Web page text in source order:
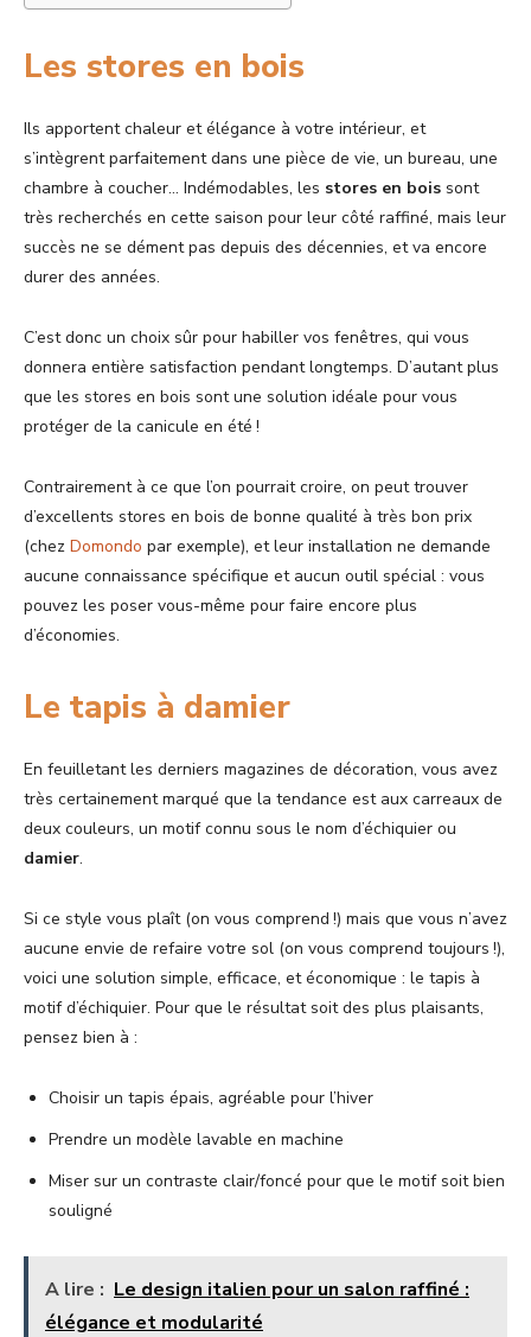
Les stores en bois
Ils apportent chaleur et élégance à votre intérieur, et
s’intègrent parfaitement dans une pièce de vie, un bureau, une
chambre à coucher… Indémodables, les stores en bois sont
très recherchés en cette saison pour leur côté raffiné, mais leur
succès ne se dément pas depuis des décennies, et va encore
durer des années.
C’est donc un choix sûr pour habiller vos fenêtres, qui vous
donnera entière satisfaction pendant longtemps. D’autant plus
que les stores en bois sont une solution idéale pour vous
protéger de la canicule en été !
Contrairement à ce que l’on pourrait croire, on peut trouver
d’excellents stores en bois de bonne qualité à très bon prix
(chez Domondo par exemple), et leur installation ne demande
aucune connaissance spécifique et aucun outil spécial : vous
pouvez les poser vous-même pour faire encore plus
d’économies.
Le tapis à damier
En feuilletant les derniers magazines de décoration, vous avez
très certainement marqué que la tendance est aux carreaux de
deux couleurs, un motif connu sous le nom d’échiquier ou
damier.
Si ce style vous plaît (on vous comprend !) mais que vous n’avez
aucune envie de refaire votre sol (on vous comprend toujours !),
voici une solution simple, efficace, et économique : le tapis à
motif d’échiquier. Pour que le résultat soit des plus plaisants,
pensez bien à :
Choisir un tapis épais, agréable pour l’hiver
Prendre un modèle lavable en machine
Miser sur un contraste clair/foncé pour que le motif soit bien
souligné
A lire : Le design italien pour un salon raffiné :
élégance et modularité